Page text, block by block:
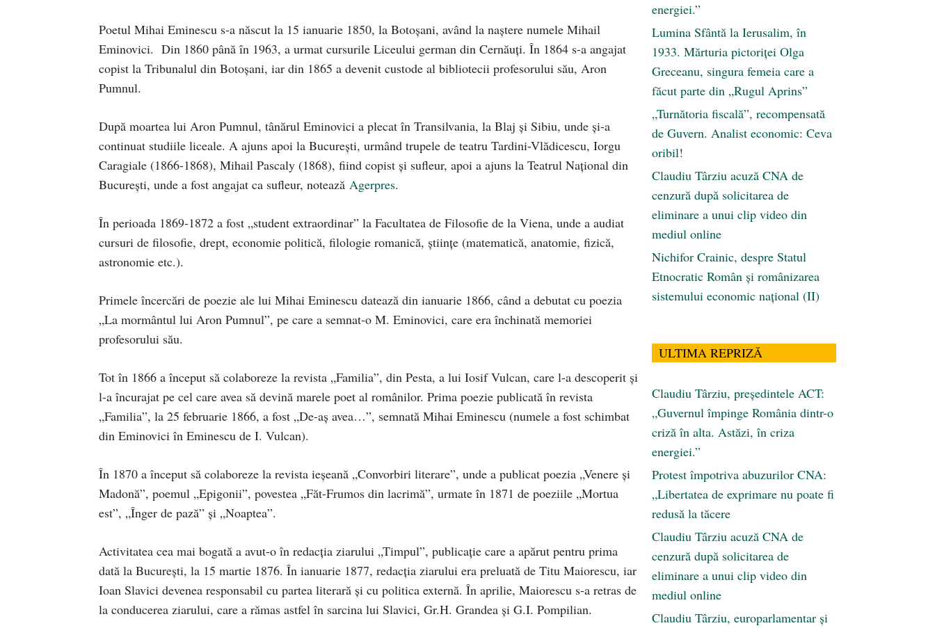
Poetul Mihai Eminescu s-a născut la 15 ianuarie 1850, la Botoşani, având la naștere numele Mihail
Eminovici. Din 1860 până în 1963, a urmat cursurile Liceului german din Cernăuţi. În 1864 s-a angajat
copist la Tribunalul din Botoşani, iar din 1865 a devenit custode al bibliotecii profesorului său, Aron
Pumnul.
După moartea lui Aron Pumnul, tânărul Eminovici a plecat în Transilvania, la Blaj şi Sibiu, unde şi-a
continuat studiile liceale. A ajuns apoi la Bucureşti, urmând trupele de teatru Tardini-Vlădicescu, Iorgu
Caragiale (1866-1868), Mihail Pascaly (1868), fiind copist şi sufleur, apoi a ajuns la Teatrul Naţional din
Bucureşti, unde a fost angajat ca sufleur, notează Agerpres.
În perioada 1869-1872 a fost „student extraordinar” la Facultatea de Filosofie de la Viena, unde a audiat
cursuri de filosofie, drept, economie politică, filologie romanică, ştiinţe (matematică, anatomie, fizică,
astronomie etc.).
Primele încercări de poezie ale lui Mihai Eminescu datează din ianuarie 1866, când a debutat cu poezia
„La mormântul lui Aron Pumnul”, pe care a semnat-o M. Eminovici, care era închinată memoriei
profesorului său.
Tot în 1866 a început să colaboreze la revista „Familia”, din Pesta, a lui Iosif Vulcan, care l-a descoperit şi
l-a încurajat pe cel care avea să devină marele poet al românilor. Prima poezie publicată în revista
„Familia”, la 25 februarie 1866, a fost „De-aş avea…”, semnată Mihai Eminescu (numele a fost schimbat
din Eminovici în Eminescu de I. Vulcan).
În 1870 a început să colaboreze la revista ieşeană „Convorbiri literare”, unde a publicat poezia „Venere şi
Madonă”, poemul „Epigonii”, povestea „Făt-Frumos din lacrimă”, urmate în 1871 de poeziile „Mortua
est”, „Înger de pază” şi „Noaptea”.
Activitatea cea mai bogată a avut-o în redacţia ziarului „Timpul”, publicaţie care a apărut pentru prima
dată la Bucureşti, la 15 martie 1876. În ianuarie 1877, redacţia ziarului era preluată de Titu Maiorescu, iar
Ioan Slavici devenea responsabil cu partea literară şi cu politica externă. În aprilie, Maiorescu s-a retras de
la conducerea ziarului, care a rămas astfel în sarcina lui Slavici, Gr.H. Grandea şi G.I. Pompilian.
energiei.”
Lumina Sfântă la Ierusalim, în
1933. Mărturia pictoriței Olga
Greceanu, singura femeia care a
făcut parte din „Rugul Aprins”
„Turnătoria fiscală”, recompensată
de Guvern. Analist economic: Ceva
oribil!
Claudiu Târziu acuză CNA de
cenzură după solicitarea de
eliminare a unui clip video din
mediul online
Nichifor Crainic, despre Statul
Etnocratic Român şi românizarea
sistemului economic naţional (II)
ULTIMA REPRIZĂ
Claudiu Târziu, președintele ACT:
„Guvernul împinge România dintr-o
criză în alta. Astăzi, în criza
energiei.”
Protest împotriva abuzurilor CNA:
„Libertatea de exprimare nu poate fi
redusă la tăcere
Claudiu Târziu acuză CNA de
cenzură după solicitarea de
eliminare a unui clip video din
mediul online
Claudiu Târziu, europarlamentar și